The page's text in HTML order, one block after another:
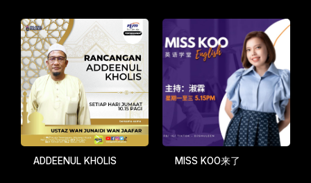
ADDEENUL KHOLIS MISS KOO来了